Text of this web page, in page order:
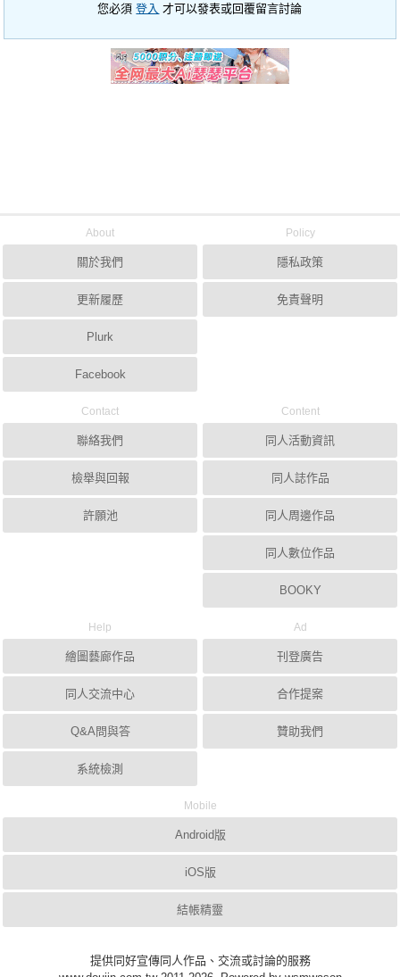
您必須登入 才可以發表或回覆留言討論
About
關於我們
更新履歷
Plurk
Facebook
Policy
隱私政策
免責聲明
Contact
聯絡我們
檢舉與回報
許願池
Content
同人活動資訊
同人誌作品
同人周邊作品
同人數位作品
BOOKY
Help
繪圖藝廊作品
同人交流中心
Q&A問與答
系統檢測
Ad
刊登廣告
合作提案
贊助我們
Mobile
Android版
iOS版
結帳精靈
提供同好宣傳同人作品、交流或討論的服務